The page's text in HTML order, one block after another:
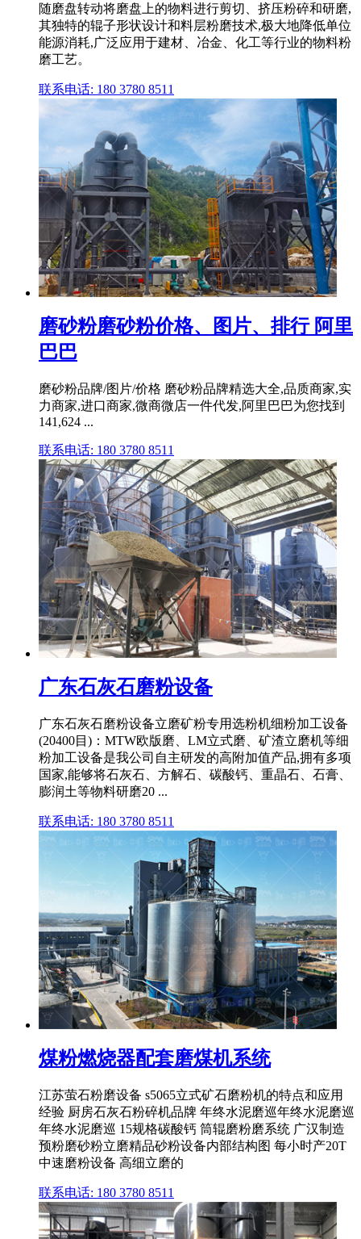
随磨盘转动将磨盘上的物料进行剪切、挤压粉碎和研磨,
其独特的辊子形状设计和料层粉磨技术,极大地降低单位
能源消耗,广泛应用于建材、冶金、化工等行业的物料粉
磨工艺。
联系电话: 180 3780 8511
磨砂粉磨砂粉价格、图片、排行 阿里
巴巴
磨砂粉品牌/图片/价格 磨砂粉品牌精选大全,品质商家,实
力商家,进口商家,微商微店一件代发,阿里巴巴为您找到
141,624 ...
联系电话: 180 3780 8511
广东石灰石磨粉设备
广东石灰石磨粉设备立磨矿粉专用选粉机细粉加工设备
(20400目)：MTW欧版磨、LM立式磨、矿渣立磨机等细
粉加工设备是我公司自主研发的高附加值产品,拥有多项
国家,能够将石灰石、方解石、碳酸钙、重晶石、石膏、
膨润土等物料研磨20 ...
联系电话: 180 3780 8511
煤粉燃烧器配套磨煤机系统
江苏萤石粉磨设备 s5065立式矿石磨粉机的特点和应用
经验 厨房石灰石粉碎机品牌 年终水泥磨巡年终水泥磨巡
年终水泥磨巡 15规格碳酸钙 筒辊磨粉磨系统 广汉制造
预粉磨砂粉立磨精品砂粉设备内部结构图 每小时产20T
中速磨粉设备 高细立磨的
联系电话: 180 3780 8511